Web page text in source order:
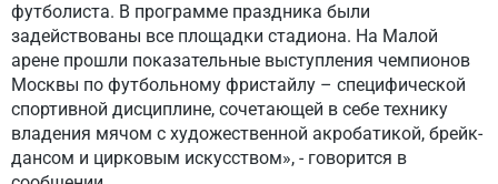
футболиста. В программе праздника были
задействованы все площадки стадиона. На Малой
арене прошли показательные выступления чемпионов
Москвы по футбольному фристайлу – специфической
спортивной дисциплине, сочетающей в себе технику
владения мячом с художественной акробатикой, брейк-
дансом и цирковым искусством», - говорится в